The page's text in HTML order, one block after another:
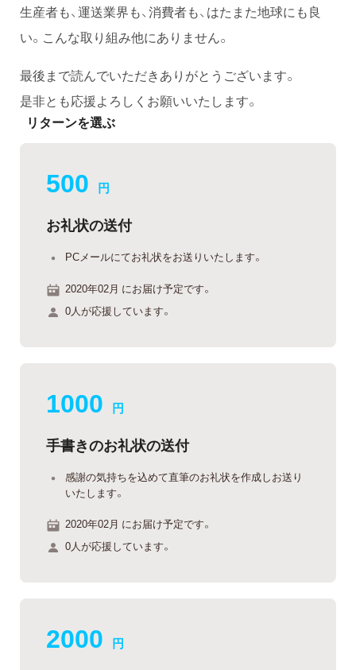
生産者も、運送業界も、消費者も、はたまた地球にも良
い。こんな取り組み他にありません。
最後まで読んでいただきありがとうございます。
是非とも応援よろしくお願いいたします。
リターンを選ぶ
500 円
お礼状の送付
PCメールにてお礼状をお送りいたします。
2020年02月 にお届け予定です。
0人が応援しています。
1000 円
手書きのお礼状の送付
感謝の気持ちを込めて直筆のお礼状を作成しお送り
いたします。
2020年02月 にお届け予定です。
0人が応援しています。
2000 円